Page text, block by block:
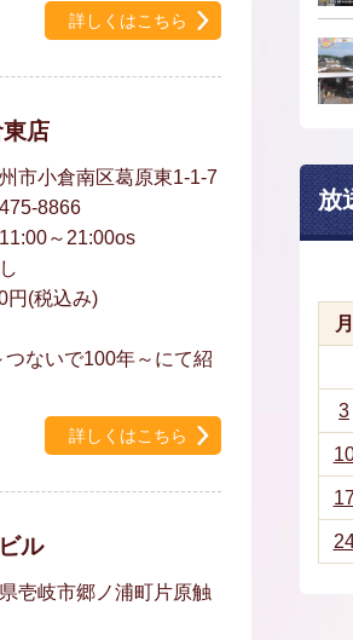
詳しくはこちら
店
市小倉南区葛原東1-1-7
8866
～21:00os
円(税込み)
ないで100年～にて紹
詳しくはこちら
ル
壱岐市郷ノ浦町片原触
放
月
3